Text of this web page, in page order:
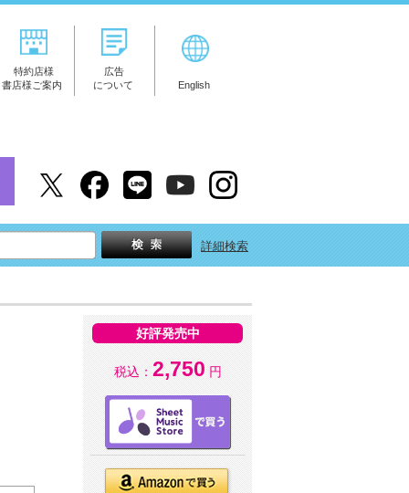
特約店様
書店様ご案内
広告
について
English
詳細検索
好評発売中
税込： 2,750 円